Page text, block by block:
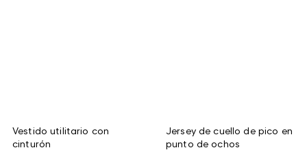
Vestido utilitario con
cinturón
Jersey de cuello de pico en
punto de ochos